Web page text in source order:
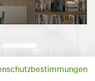
serie